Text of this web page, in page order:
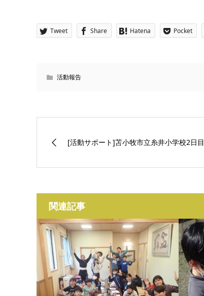
Tweet Share Hatena Pocket
活動報告
[活動サポート]苫小牧市立糸井小学校2日目
関連記事